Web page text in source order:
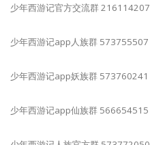
少年西游记官方交流群 216114207
少年西游记app人族群 573755507
少年西游记app妖族群 573760241
少年西游记app仙族群 566654515